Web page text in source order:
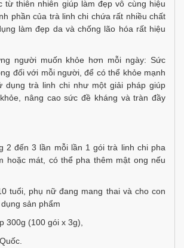
từ thiên nhiên giúp làm đẹp vô cùng hiệu
phần của trà linh chi chứa rất nhiều chất
làm đẹp da và chống lão hóa rất hiệu
người muốn khỏe hơn mỗi ngày: Sức
đối với mỗi người, để có thể khỏe mạnh
dụng trà linh chi như một giải pháp giúp
nâng cao sức đề kháng và tràn đầy
2 đến 3 lần mỗi lần 1 gói trà linh chi pha
hoặc mát, có thể pha thêm mật ong nếu
tuổi, phụ nữ đang mang thai và cho con
sản phẩm
300g (100 gói x 3g),